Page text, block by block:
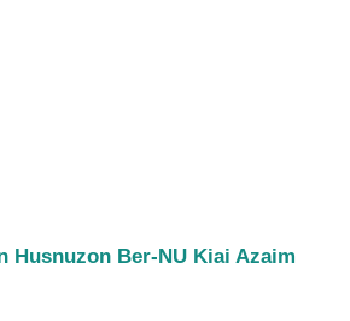
Husnuzon Ber-NU Kiai Azaim